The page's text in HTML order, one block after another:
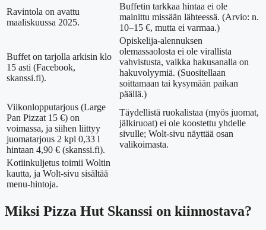
Ravintola on avattu
maaliskuussa 2025.
Buffetin tarkkaa hintaa ei ole
mainittu missään lähteessä. (Arvio: n.
10–15 €, mutta ei varmaa.)
Buffet on tarjolla arkisin klo
15 asti (Facebook,
skanssi.fi).
Opiskelija-alennuksen
olemassaolosta ei ole virallista
vahvistusta, vaikka hakusanalla on
hakuvolyymiä. (Suositellaan
soittamaan tai kysymään paikan
päällä.)
Viikonlopputarjous (Large
Pan Pizzat 15 €) on
voimassa, ja siihen liittyy
juomatarjous 2 kpl 0,33 l
hintaan 4,90 € (skanssi.fi).
Täydellistä ruokalistaa (myös juomat,
jälkiruoat) ei ole koostettu yhdelle
sivulle; Wolt-sivu näyttää osan
valikoimasta.
Kotiinkuljetus toimii Woltin
kautta, ja Wolt-sivu sisältää
menu-hintoja.
Miksi Pizza Hut Skanssi on kiinnostava?